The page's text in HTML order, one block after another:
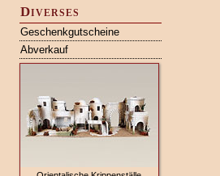
Diverses
Geschenkgutscheine
Abverkauf